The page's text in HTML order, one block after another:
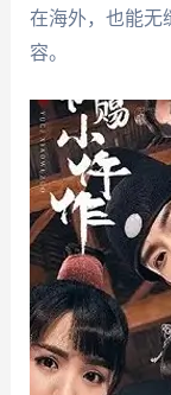
在海外，也能无
容。